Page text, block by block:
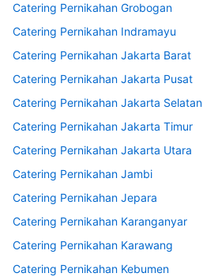
Catering Pernikahan Grobogan
Catering Pernikahan Indramayu
Catering Pernikahan Jakarta Barat
Catering Pernikahan Jakarta Pusat
Catering Pernikahan Jakarta Selatan
Catering Pernikahan Jakarta Timur
Catering Pernikahan Jakarta Utara
Catering Pernikahan Jambi
Catering Pernikahan Jepara
Catering Pernikahan Karanganyar
Catering Pernikahan Karawang
Catering Pernikahan Kebumen